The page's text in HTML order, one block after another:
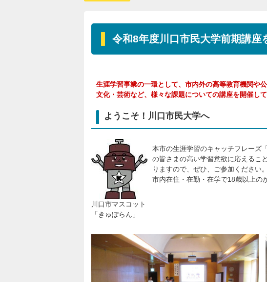
令和8年度川口市民大学前期講座
生涯学習事業の一環として、市内外の高等教育機関や
文化・芸術など、様々な課題についての講座を開催して
ようこそ！川口市民大学へ
川口市マスコット
「きゅぽらん」
本市の生涯学習のキャッチフレーズ
の皆さまの高い学習意欲に応えるこ
りますので、ぜひ、ご参加ください。
市内在住・在勤・在学で18歳以上の